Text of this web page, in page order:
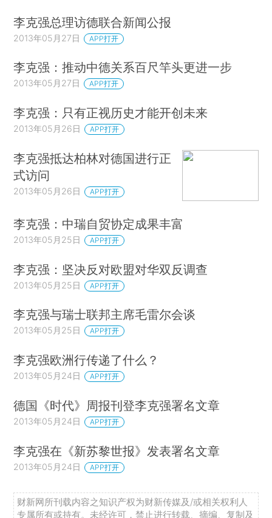
李克强总理访德联合新闻公报
2013年05月27日 APP打开
李克强：推动中德关系百尺竿头更进一步
2013年05月27日 APP打开
李克强：只有正视历史才能开创未来
2013年05月26日 APP打开
李克强抵达柏林对德国进行正
式访问
2013年05月26日 APP打开
李克强：中瑞自贸协定成果丰富
2013年05月25日 APP打开
李克强：坚决反对欧盟对华双反调查
2013年05月25日 APP打开
李克强与瑞士联邦主席毛雷尔会谈
2013年05月25日 APP打开
李克强欧洲行传递了什么？
2013年05月24日 APP打开
德国《时代》周报刊登李克强署名文章
2013年05月24日 APP打开
李克强在《新苏黎世报》发表署名文章
2013年05月24日 APP打开
财新网所刊载内容之知识产权为财新传媒及/或相关权利人
专属所有或持有。未经许可，禁止进行转载、摘编、复制及